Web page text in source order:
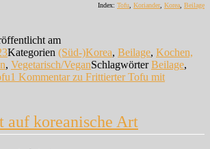
Index: Tofu Koriander, Korea Beilage
am
Kategorien (Süd-)Korea, Beilage, Kochen,
, Vegetarisch/VeganSchlagwörterBeilage,
1 Kommentarzu Frittierter Tofu mit
auf koreanische Art